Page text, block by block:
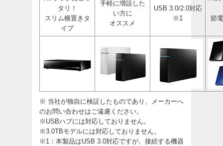
タリ！
スリム横置きタ
イプ
手軽に増設した
い方に
オススメ
USB 3.0/2.0対応
※1
節
※ 当社が独自に検証したものであり、メーカーへ
のお問い合わせはご遠慮ください。
※USBハブには対応しておりません。
※3.0TBモデルには対応しておりません。
※1：本製品はUSB 3.0対応ですが、接続する機器